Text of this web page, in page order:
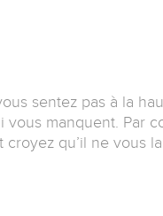
sentez pas à la
manquent. Par
qu’il ne vous